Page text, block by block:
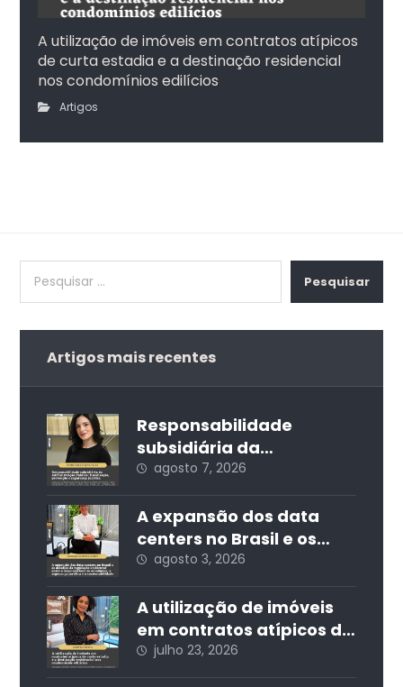
A utilização de imóveis em contratos atípicos
de curta estadia e a destinação residencial
nos condomínios edilícios
Artigos
Pesquisar
Artigos mais recentes
Responsabilidade
subsidiária da
Administração Pública:
fiscalização, prevenção
e segurança jurídica
agosto 7, 2026
A expansão dos data
centers no Brasil e os
desafios da regulação
ambiental: entre o
desenvolvimento
econômico, a segurança
jurídica e a
sustentabilidade
agosto 3, 2026
A utilização de imóveis
em contratos atípicos de
curta estadia e a
destinação residencial
julho 23, 2026